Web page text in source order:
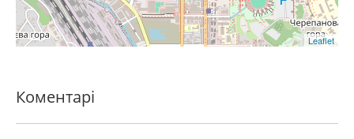
Leaflet
Коментарі